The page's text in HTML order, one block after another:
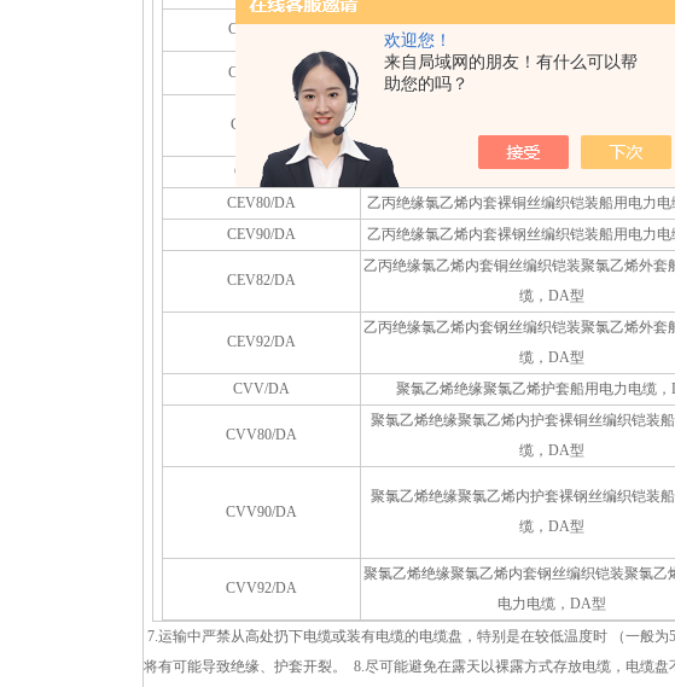
欢迎您！
来自局域网的朋友！有什么可以帮
助您的吗？
CEF82/DA 乙丙绝缘氯丁内套铜丝编织铠装船用电力电
CEF92/DA 乙丙绝缘氯丁内套钢丝编织铠装船用电力电
CEFR/DA
CEV/DA
乙丙绝缘氯乙烯护套船用电力软电缆，DA
CEV80/DA
乙丙绝缘氯乙烯内套裸铜丝编织铠装船用电力
CEV90/DA
乙丙绝缘氯乙烯内套裸钢丝编织铠装船用电力
CEV82/DA
乙丙绝缘氯乙烯内套铜丝编织铠装聚氯乙烯外套
缆，DA型
CEV92/DA
乙丙绝缘氯乙烯内套钢丝编织铠装聚氯乙烯外套
缆，DA型
CVV/DA
聚氯乙烯绝缘聚氯乙烯护套船用电力电缆，
CVV80/DA
聚氯乙烯绝缘聚氯乙烯内护套裸铜丝编织铠装
缆，DA型
CVV90/DA
聚氯乙烯绝缘聚氯乙烯内护套裸钢丝编织铠装
缆，DA型
CVV92/DA
聚氯乙烯绝缘聚氯乙烯内套钢丝编织铠装聚氯乙
电力电缆，DA型
7.运输中严禁从高处扔下电缆或装有电缆的电缆盘，特别是在较低温度时 （一般
将有可能导致绝缘、护套开裂。 8.尽可能避免在露天以裸露方式存放电缆，电缆